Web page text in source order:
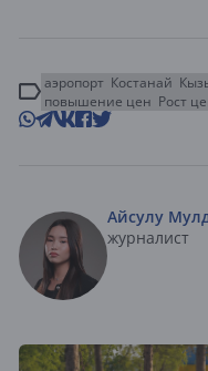
аэропорт Костанай
повышение цен Рост
Айсулу
журналист